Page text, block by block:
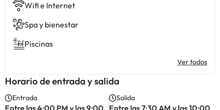
Wifi e Internet
Spa y bienestar
Piscinas
Ver todos
Horario de entrada y salida
Entrada
Entre las 4:00 PM y las 9:00
Salida
Entre las 7:30 AM y las 10:00